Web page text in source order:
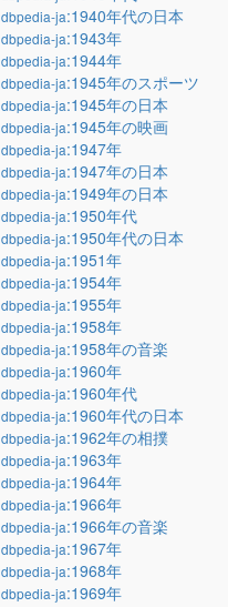
dbpedia-ja:1940年代の日本
dbpedia-ja:1943年
dbpedia-ja:1944年
dbpedia-ja:1945年のスポーツ
dbpedia-ja:1945年の日本
dbpedia-ja:1945年の映画
dbpedia-ja:1947年
dbpedia-ja:1947年の日本
dbpedia-ja:1949年の日本
dbpedia-ja:1950年代
dbpedia-ja:1950年代の日本
dbpedia-ja:1951年
dbpedia-ja:1954年
dbpedia-ja:1955年
dbpedia-ja:1958年
dbpedia-ja:1958年の音楽
dbpedia-ja:1960年
dbpedia-ja:1960年代
dbpedia-ja:1960年代の日本
dbpedia-ja:1962年の相撲
dbpedia-ja:1963年
dbpedia-ja:1964年
dbpedia-ja:1966年
dbpedia-ja:1966年の音楽
dbpedia-ja:1967年
dbpedia-ja:1968年
dbpedia-ja:1969年